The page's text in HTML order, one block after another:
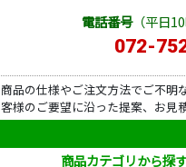
電話番号（平日10
072-
商品の仕様やご注文方法でご不明
客様のご要望に沿った提案、お見
商品カテゴリから探